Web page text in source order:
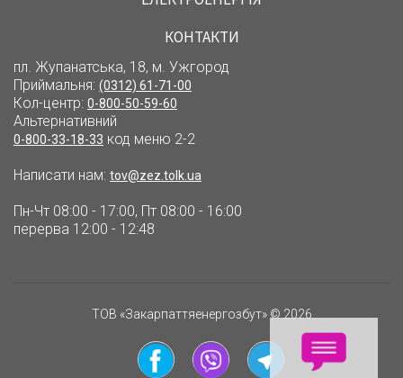
КОНТАКТИ
пл. Жупанатська, 18, м. Ужгород
Приймальня: (0312) 61-71-00
Кол-центр: 0-800-50-59-60
Альтернативний
0-800-33-18-33 код меню 2-2
Написати нам: tov@zez.tolk.ua
Пн-Чт 08:00 - 17:00, Пт 08:00 - 16:00
перерва 12:00 - 12:48
ТОВ «Закарпаттяенергозбут» © 2026